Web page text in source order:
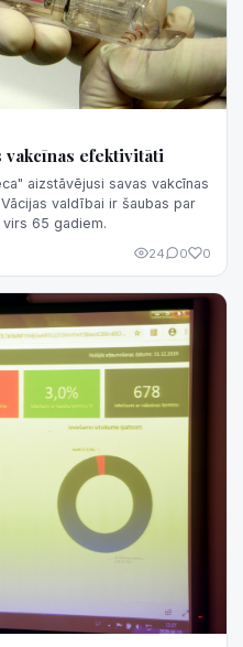
vakcīnas efektivitāti
aizstāvējusi savas vakcīnas
valdībai ir šaubas par
65 gadiem.
24 0 0